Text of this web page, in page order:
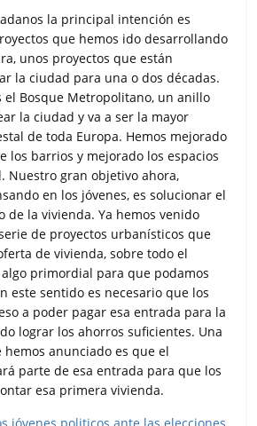
la principal intención es
que hemos ido desarrollando
unos proyectos que están
la ciudad para una o dos décadas.
el Bosque Metropolitano, un anillo
la ciudad y va a ser la mayor
de toda Europa. Hemos mejorado
los barrios y mejorado los espacios
Nuestro gran objetivo ahora,
en los jóvenes, es solucionar el
de la vivienda. Ya hemos venido
de proyectos urbanísticos que
de vivienda, sobre todo el
primordial para que podamos
este sentido es necesario que los
a poder pagar esa entrada para la
lograr los ahorros suficientes. Una
anunciado es que el
parte de esa entrada para que los
esa primera vivienda.